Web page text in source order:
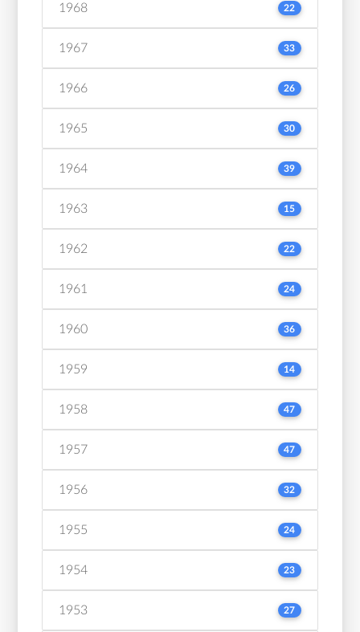
1968 22
1967 33
1966 26
1965 30
1964 39
1963 15
1962 22
1961 24
1960 36
1959 14
1958 47
1957 47
1956 32
1955 24
1954 23
1953 27